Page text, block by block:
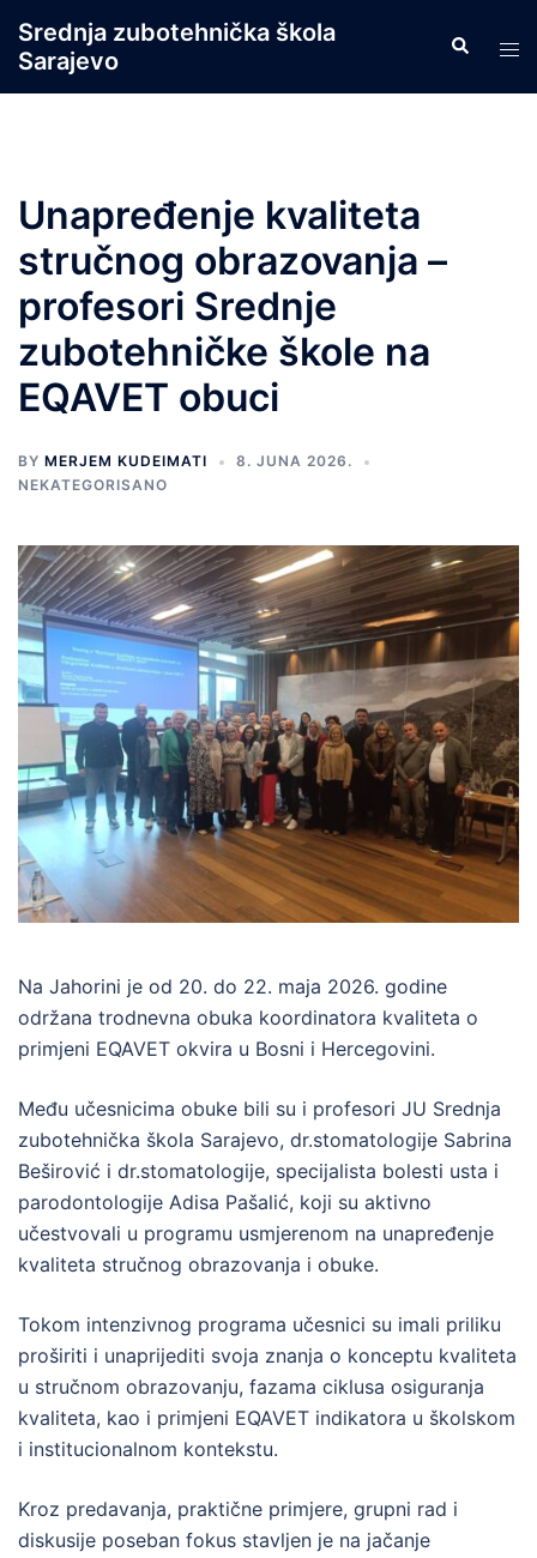
content
Srednja zubotehnička škola
Sarajevo
Search
Unapređenje kvaliteta
stručnog obrazovanja –
profesori Srednje
zubotehničke škole na
EQAVET obuci
BY MERJEM KUDEIMATI
8. JUNA 2026.
NEKATEGORISANO
Na Jahorini je od 20. do 22. maja 2026. godine
održana trodnevna obuka koordinatora kvaliteta o
primjeni EQAVET okvira u Bosni i Hercegovini.
Među učesnicima obuke bili su i profesori JU Srednja
zubotehnička škola Sarajevo, dr.stomatologije Sabrina
Beširović i dr.stomatologije, specijalista bolesti usta i
parodontologije Adisa Pašalić, koji su aktivno
učestvovali u programu usmjerenom na unapređenje
kvaliteta stručnog obrazovanja i obuke.
Tokom intenzivnog programa učesnici su imali priliku
proširiti i unaprijediti svoja znanja o konceptu kvaliteta
u stručnom obrazovanju, fazama ciklusa osiguranja
kvaliteta, kao i primjeni EQAVET indikatora u školskom
i institucionalnom kontekstu.
Kroz predavanja, praktične primjere, grupni rad i
diskusije poseban fokus stavljen je na jačanje